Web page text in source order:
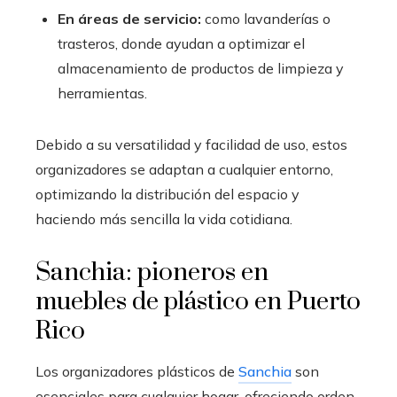
En áreas de servicio: como lavanderías o
trasteros, donde ayudan a optimizar el
almacenamiento de productos de limpieza y
herramientas.
Debido a su versatilidad y facilidad de uso, estos
organizadores se adaptan a cualquier entorno,
optimizando la distribución del espacio y
haciendo más sencilla la vida cotidiana.
Sanchia: pioneros en
muebles de plástico en Puerto
Rico
Los organizadores plásticos de Sanchia son